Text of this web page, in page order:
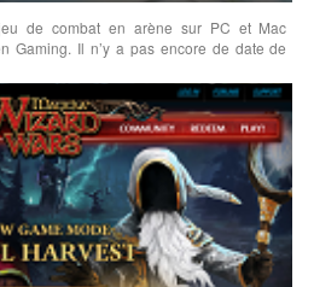
de combat en arène sur PC et Mac
Gaming. Il n’y a pas encore de date de